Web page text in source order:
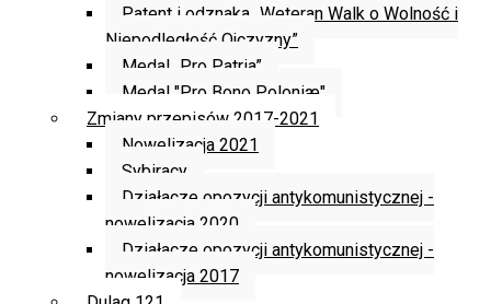
Patent i odznaka „Weteran Walk o Wolność i
Niepodległość Ojczyzny”
Medal „Pro Patria”
Medal "Pro Bono Poloniæ"
Zmiany przepisów 2017-2021
Nowelizacja 2021
Sybiracy
Działacze opozycji antykomunistycznej -
nowelizacja 2020
Działacze opozycji antykomunistycznej -
nowelizacja 2017